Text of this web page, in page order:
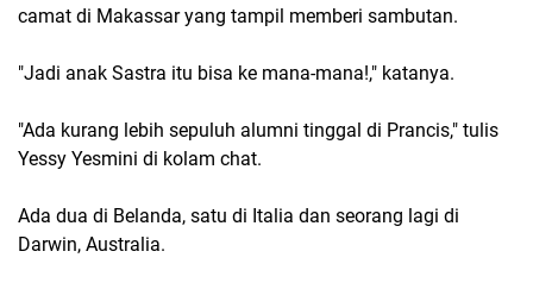
camat di Makassar yang tampil memberi sambutan.
"Jadi anak Sastra itu bisa ke mana-mana!," katanya.
"Ada kurang lebih sepuluh alumni tinggal di Prancis," tulis
Yessy Yesmini di kolam chat.
Ada dua di Belanda, satu di Italia dan seorang lagi di
Darwin, Australia.